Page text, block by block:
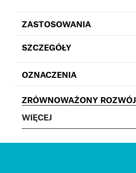
ZASTOSOWANIA
SZCZEGÓŁY
OZNACZENIA
ZRÓWNOWAŻONY ROZWÓJ
WIĘCEJ